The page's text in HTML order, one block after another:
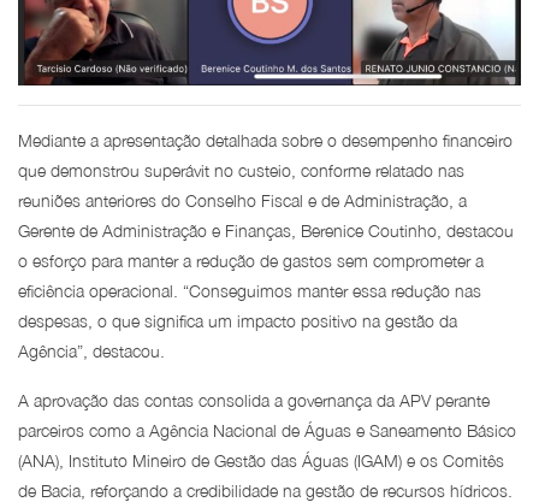
Mediante a apresentação detalhada sobre o desempenho financeiro
que demonstrou superávit no custeio, conforme relatado nas
reuniões anteriores do Conselho Fiscal e de Administração, a
Gerente de Administração e Finanças, Berenice Coutinho, destacou
o esforço para manter a redução de gastos sem comprometer a
eficiência operacional. “Conseguimos manter essa redução nas
despesas, o que significa um impacto positivo na gestão da
Agência”, destacou.
A aprovação das contas consolida a governança da APV perante
parceiros como a Agência Nacional de Águas e Saneamento Básico
(ANA), Instituto Mineiro de Gestão das Águas (IGAM) e os Comitês
de Bacia, reforçando a credibilidade na gestão de recursos hídricos.